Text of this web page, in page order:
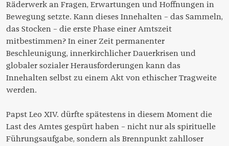
Räderwerk an Fragen, Erwartungen und Hoffnungen in
Bewegung setzte. Kann dieses Innehalten – das Sammeln,
das Stocken – die erste Phase einer Amtszeit
mitbestimmen? In einer Zeit permanenter
Beschleunigung, innerkirchlicher Dauerkrisen und
globaler sozialer Herausforderungen kann das
Innehalten selbst zu einem Akt von ethischer Tragweite
werden.
Papst Leo XIV. dürfte spätestens in diesem Moment die
Last des Amtes gespürt haben – nicht nur als spirituelle
Führungsaufgabe, sondern als Brennpunkt zahlloser